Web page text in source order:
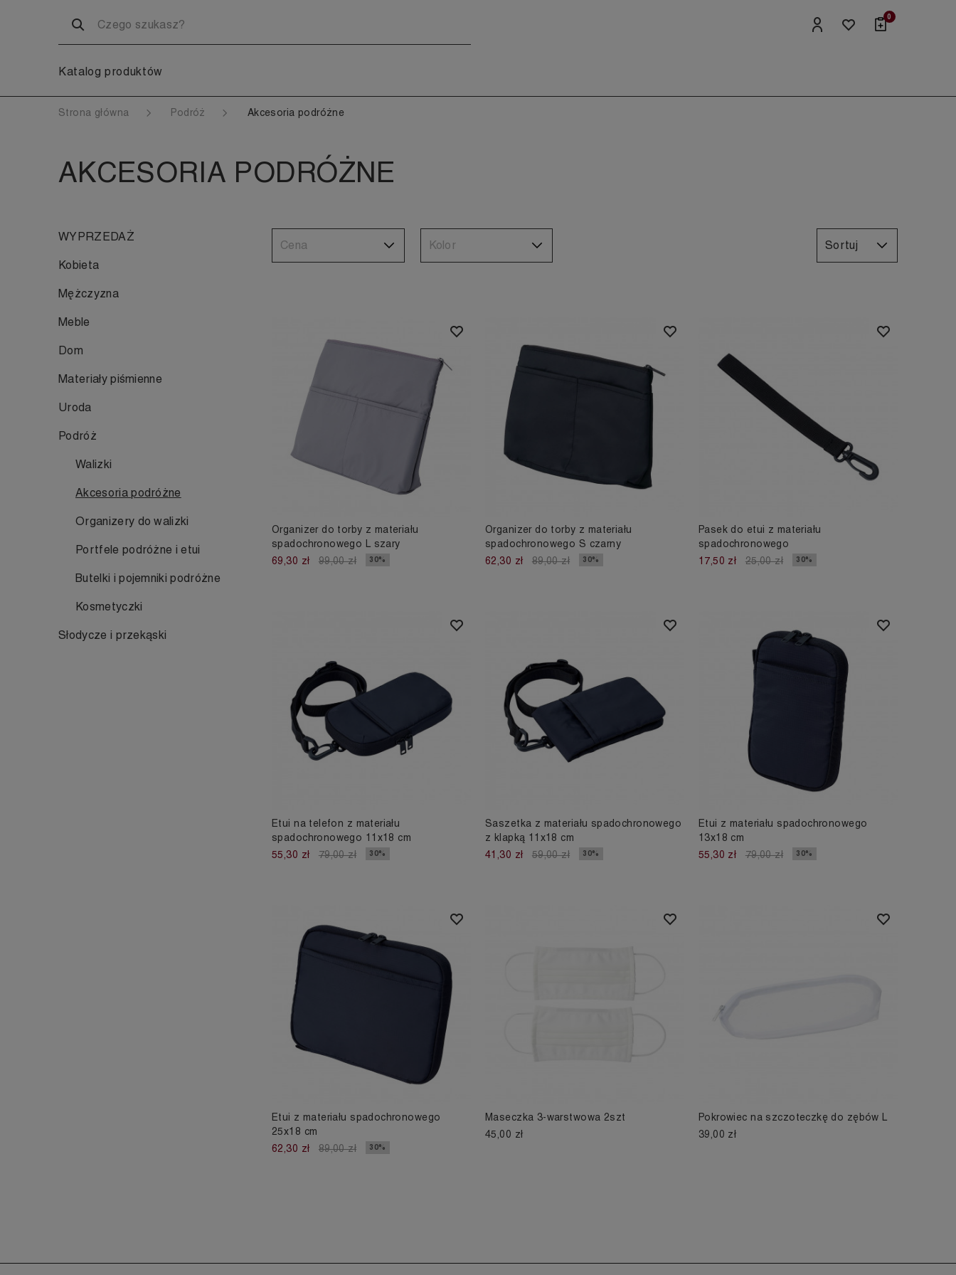
0
Katalog produktów
Strona główna Podróż Akcesoria podróżne
AKCESORIA PODRÓŻNE
WYPRZEDAŻ
Kobieta
Mężczyzna
Meble
Dom
Materiały piśmienne
Uroda
Podróż
Walizki
Akcesoria podróżne
Organizery do walizki
Portfele podróżne i etui
Butelki i pojemniki podróżne
Kosmetyczki
Słodycze i przekąski
Cena Kolor Sortuj
Organizer do torby z materiału
spadochronowego L szary
69,30 zł
99,00 zł 30%
Organizer do torby z materiału
spadochronowego S czarny
62,30 zł
89,00 zł 30%
Pasek do etui z materiału
spadochronowego
17,50 zł
25,00 zł 30%
Etui na telefon z materiału
spadochronowego 11x18 cm
55,30 zł
79,00 zł 30%
Saszetka z materiału spadochronowego
z klapką 11x18 cm
41,30 zł
59,00 zł 30%
Etui z materiału spadochronowego
13x18 cm
55,30 zł
79,00 zł 30%
Etui z materiału spadochronowego
25x18 cm
62,30 zł
89,00 zł 30%
Maseczka 3-warstwowa 2szt
45,00 zł
Pokrowiec na szczoteczkę do zębów L
39,00 zł